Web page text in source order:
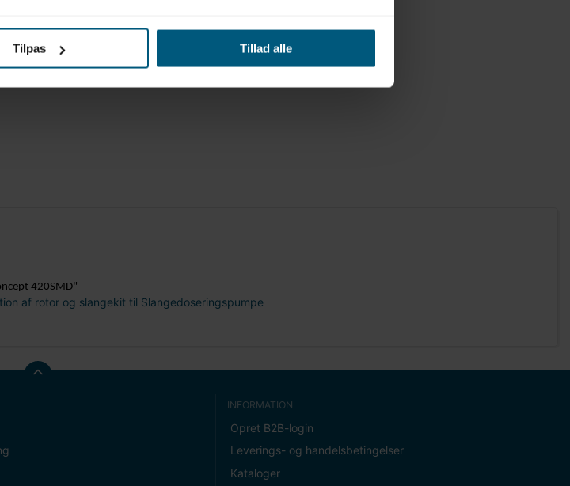
Tilpas Tillad alle
420SMD"
af rotor og slangekit til Slangedoseringspumpe
INFORMATION
Opret B2B-login
Leverings- og handelsbetingelser
Kataloger